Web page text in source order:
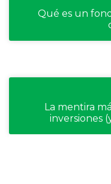
Qué es un
La mentira
inversiones